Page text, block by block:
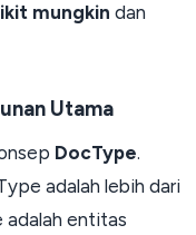
mungkin dan
Utama
DocType.
adalah lebih dari
adalah entitas